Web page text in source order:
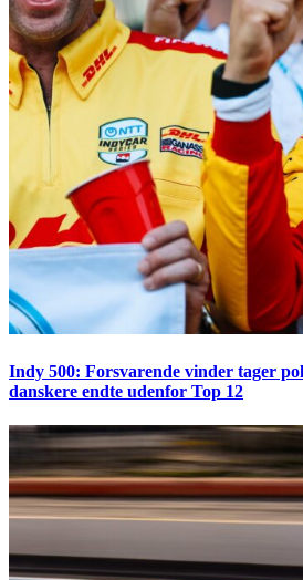
Indy 500: Forsvarende vinder tager
danskere endte udenfor Top 12